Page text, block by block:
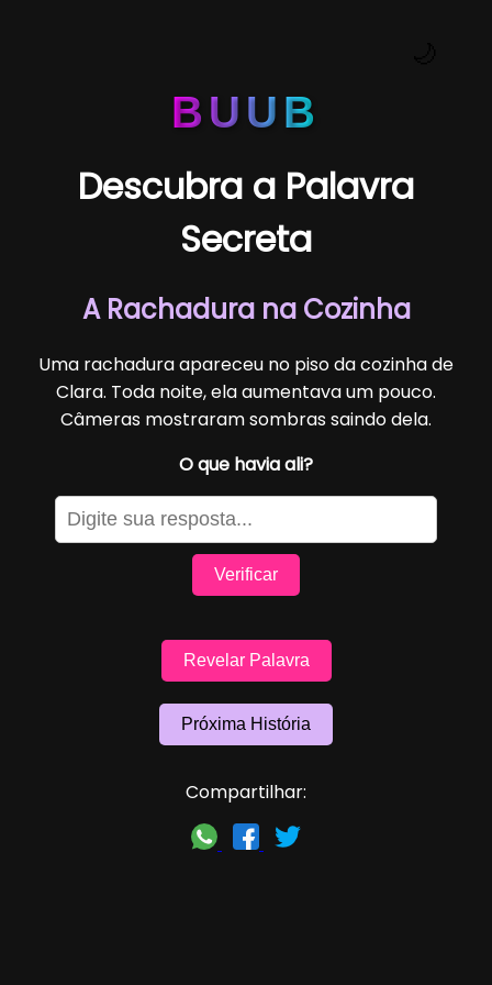
BUUB
Descubra a Palavra
Secreta
A Rachadura na Cozinha
Uma rachadura apareceu no piso da cozinha de
Clara. Toda noite, ela aumentava um pouco.
Câmeras mostraram sombras saindo dela.
O que havia ali?
Verificar
Revelar Palavra
Próxima História
Compartilhar: